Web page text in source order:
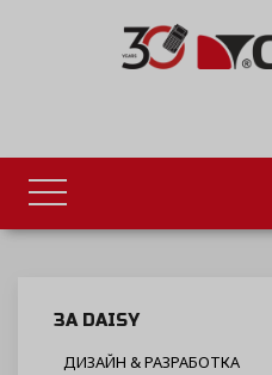
ЗА DAISY
ДИЗАЙН & РАЗРАБОТКА